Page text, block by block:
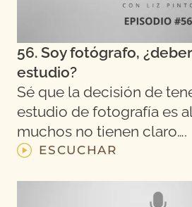
56. Soy fotógrafo,
estudio?
Sé que la decisión de
estudio de fotografía es
muchos no tienen claro….
ESCUCHAR